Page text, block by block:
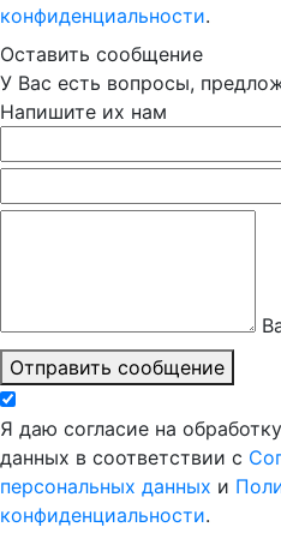
конфиденциальности.
Оставить сообщение
У Вас есть вопросы,
Напишите их нам
Отправить сообщение
Я даю согласие на
данных в соответствии с
персональных данных и
конфиденциальности.